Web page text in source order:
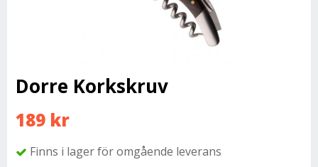
Dorre Korkskruv
189 kr
Finns i lager för omgående leverans